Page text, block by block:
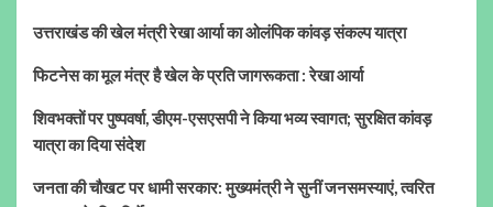
उत्तराखंड की खेल मंत्री रेखा आर्या का ओलंपिक कांवड़ संकल्प यात्रा
फिटनेस का मूल मंत्र है खेल के प्रति जागरूकता : रेखा आर्या
शिवभक्तों पर पुष्पवर्षा, डीएम-एसएसपी ने किया भव्य स्वागत; सुरक्षित कांवड़
यात्रा का दिया संदेश
जनता की चौखट पर धामी सरकार: मुख्यमंत्री ने सुनीं जनसमस्याएं, त्वरित